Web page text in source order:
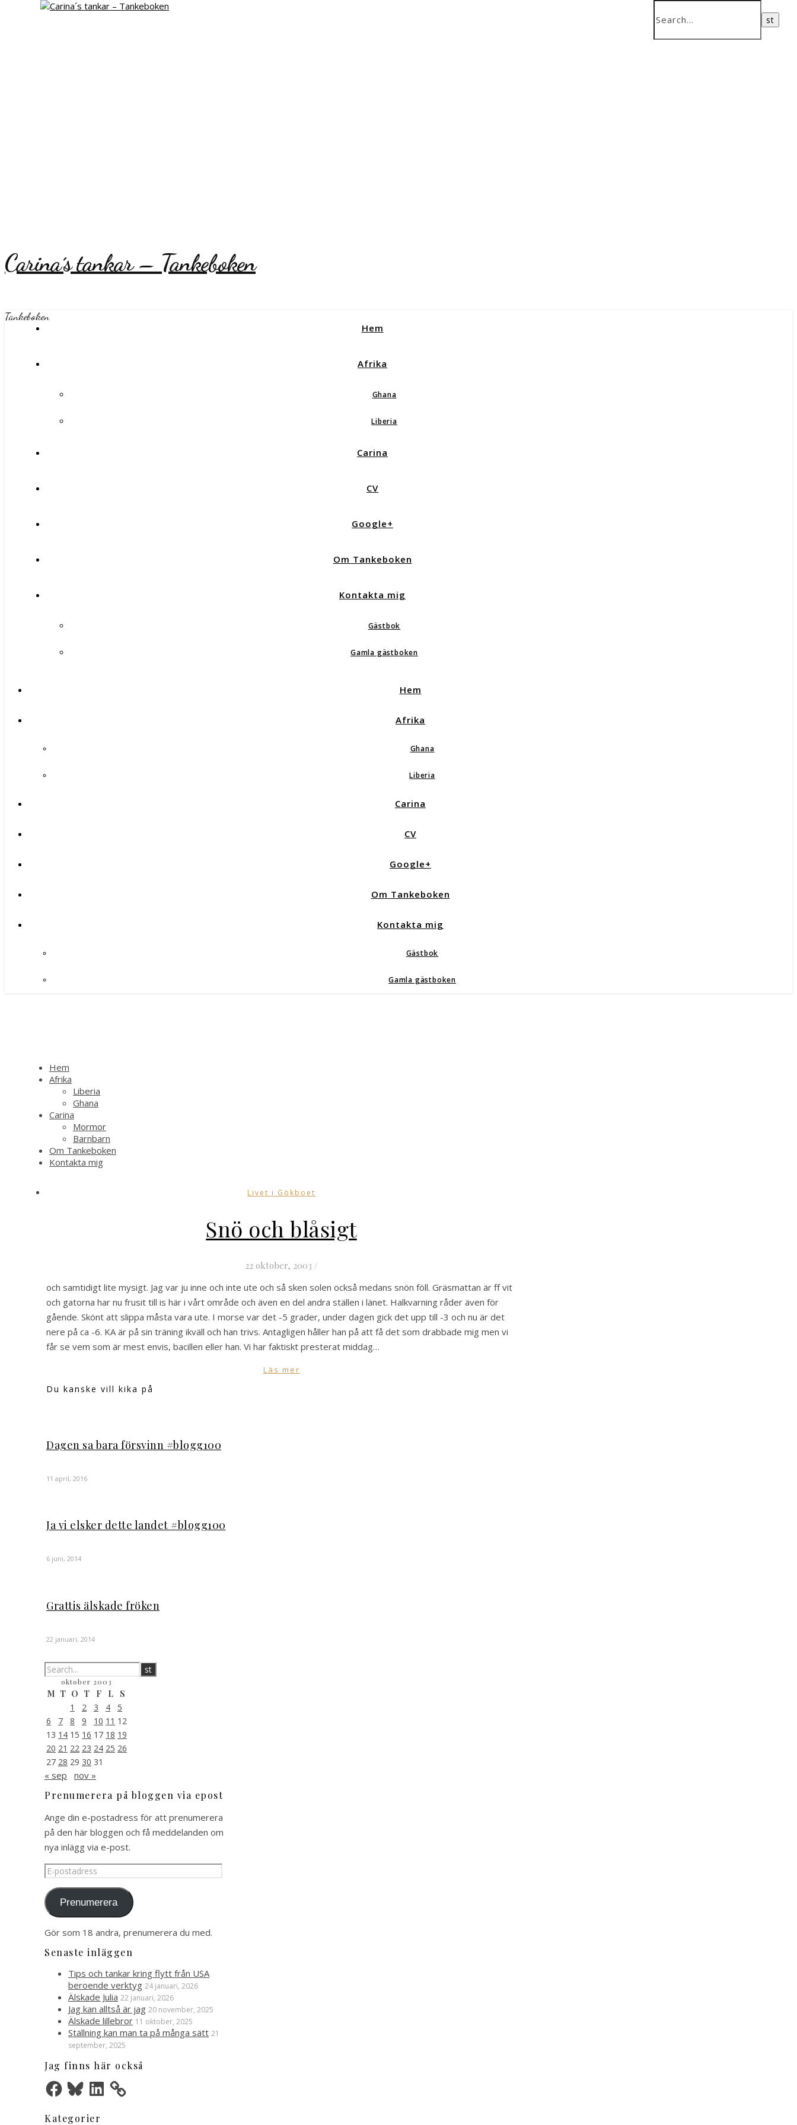
Carina´s tankar – Tankeboken
Tankeboken
Hem
Afrika
Ghana
Liberia
Carina
CV
Google+
Om Tankeboken
Kontakta mig
Gästbok
Gamla gästboken
Hem
Afrika
Ghana
Liberia
Carina
CV
Google+
Om Tankeboken
Kontakta mig
Gästbok
Gamla gästboken
Hem
Afrika
Liberia
Ghana
Carina
Mormor
Barnbarn
Om Tankeboken
Kontakta mig
Livet i Gökboet
Snö och blåsigt
22 oktober, 2003 /
och samtidigt lite mysigt. Jag var ju inne och inte ute och så sken solen också medans snön föll. Gräsmattan är ff vit
och gatorna har nu frusit till is här i vårt område och även en del andra ställen i länet. Halkvarning råder även för
gående. Skönt att slippa måsta vara ute. I morse var det -5 grader, under dagen gick det upp till -3 och nu är det
nere på ca -6. KA är på sin träning ikväll och han trivs. Antagligen håller han på att få det som drabbade mig men vi
får se vem som är mest envis, bacillen eller han. Vi har faktiskt presterat middag…
Läs mer
Du kanske vill kika på
Dagen sa bara försvinn #blogg100
11 april, 2016
Ja vi elsker dette landet #blogg100
6 juni, 2014
Grattis älskade fröken
22 januari, 2014
oktober 2003
M T O T F L
S
1
2 3 4
5
6
7 8 9 10 11 12
13 14 15 16 17 18 19
20 21 22 23 24 25 26
27 28 29 30 31
« sep nov »
Prenumerera på bloggen via epost
Ange din e-postadress för att prenumerera
på den här bloggen och få meddelanden om
nya inlägg via e-post.
E-
postadress
Prenumerera
Gör som 18 andra, prenumerera du med.
Senaste inläggen
Tips och tankar kring flytt från USA
beroende verktyg 24 januari, 2026
Älskade Julia 22 januari, 2026
Jag kan alltså är jag 20 november, 2025
Älskade lillebror 11 oktober, 2025
Ställning kan man ta på många sätt 21
september, 2025
Jag finns här också
FacebookBlueskyLinkedIn
Kategorier